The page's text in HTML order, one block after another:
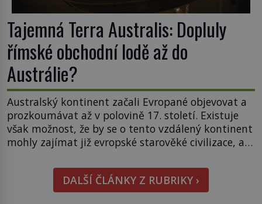
Tajemná Terra Australis: Dopluly
římské obchodní lodě až do
Austrálie?
Australský kontinent začali Evropané objevovat a
prozkoumávat až v polovině 17. století. Existuje
však možnost, že by se o tento vzdálený kontinent
mohly zajímat již evropské starověké civilizace, a
zakreslovali do map záhadný kontinent Terra
Australis – Jižní zemi. Proč? Do jisté míry to byl
smysl pro […]
DALŠÍ ČLÁNKY Z RUBRIKY ›